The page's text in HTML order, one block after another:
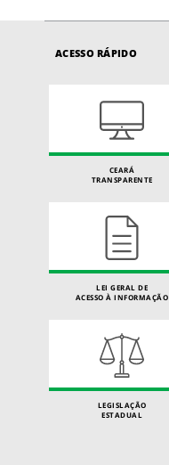
ACESSO RÁPIDO
CEARÁ
TRANSPARENTE
LEI GERAL DE
ACESSO À INFORMAÇÃO
LEGISLAÇÃO
ESTADUAL